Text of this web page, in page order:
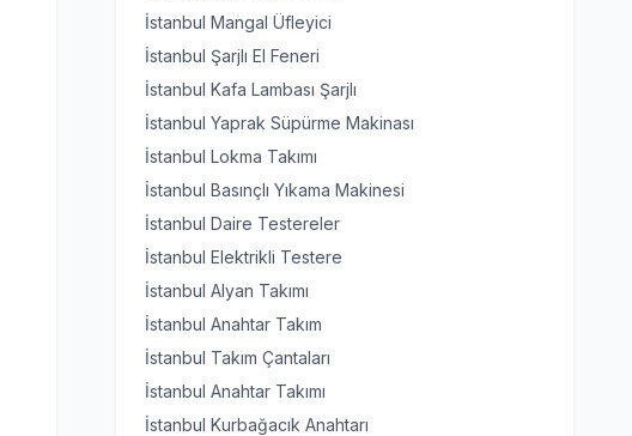
İstanbul Mangal Üfleyici
İstanbul Şarjlı El Feneri
İstanbul Kafa Lambası Şarjlı
İstanbul Yaprak Süpürme Makinası
İstanbul Lokma Takımı
İstanbul Basınçlı Yıkama Makinesi
İstanbul Daire Testereler
İstanbul Elektrikli Testere
İstanbul Alyan Takımı
İstanbul Anahtar Takım
İstanbul Takım Çantaları
İstanbul Anahtar Takımı
İstanbul Kurbağacık Anahtarı